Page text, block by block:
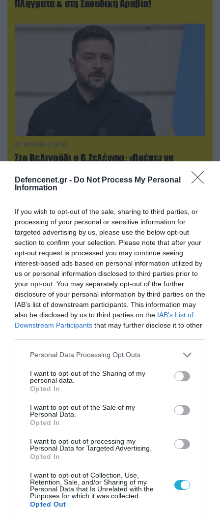
Defencenet.gr - Do Not Process My Personal
Information
If you wish to opt-out of the sale, sharing to third parties, or
processing of your personal or sensitive information for
targeted advertising by us, please use the below opt-out
section to confirm your selection. Please note that after your
opt-out request is processed you may continue seeing
interest-based ads based on personal information utilized by
us or personal information disclosed to third parties prior to
your opt-out. You may separately opt-out of the further
disclosure of your personal information by third parties on the
IAB’s list of downstream participants. This information may
also be disclosed by us to third parties on the IAB’s List of
Downstream Participants that may further disclose it to other
Please note that this website/app uses one or more Google
not limited to your visit or usage behaviour. You may click to
grant or deny consent to Google and its third-party tags to
use your data for below specified purposes in below Google
consent section.
Personal Data Processing Opt Outs
I want to opt-out of the Sharing of my
personal data.
Opted In
I want to opt-out of the Sale of my
Personal Data.
Opted In
I want to opt-out of processing my
Personal Data for Targeted Advertising.
Opted In
I want to opt-out of Collection, Use,
Retention, Sale, and/or Sharing of my
Personal Data that Is Unrelated with the
Purposes for which it was collected.
Opted Out
Πλήγματα & στη Σαουδική Αραβία!
07.08.2026 | 02:02
Στο Βελιγράδι ο Β.Ζελένσκι: «Πρέπει να
στρατόπεδο της Ρωσίας»
ρίψεις νερού»
07.08.2026 | 23:02
Τα πρώτα πλάνα ομάδας Βορειοκορεατών